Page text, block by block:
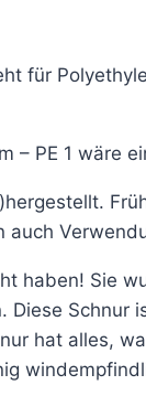
für
– PE 1 wäre
haben! Sie
Diese
hat alles,